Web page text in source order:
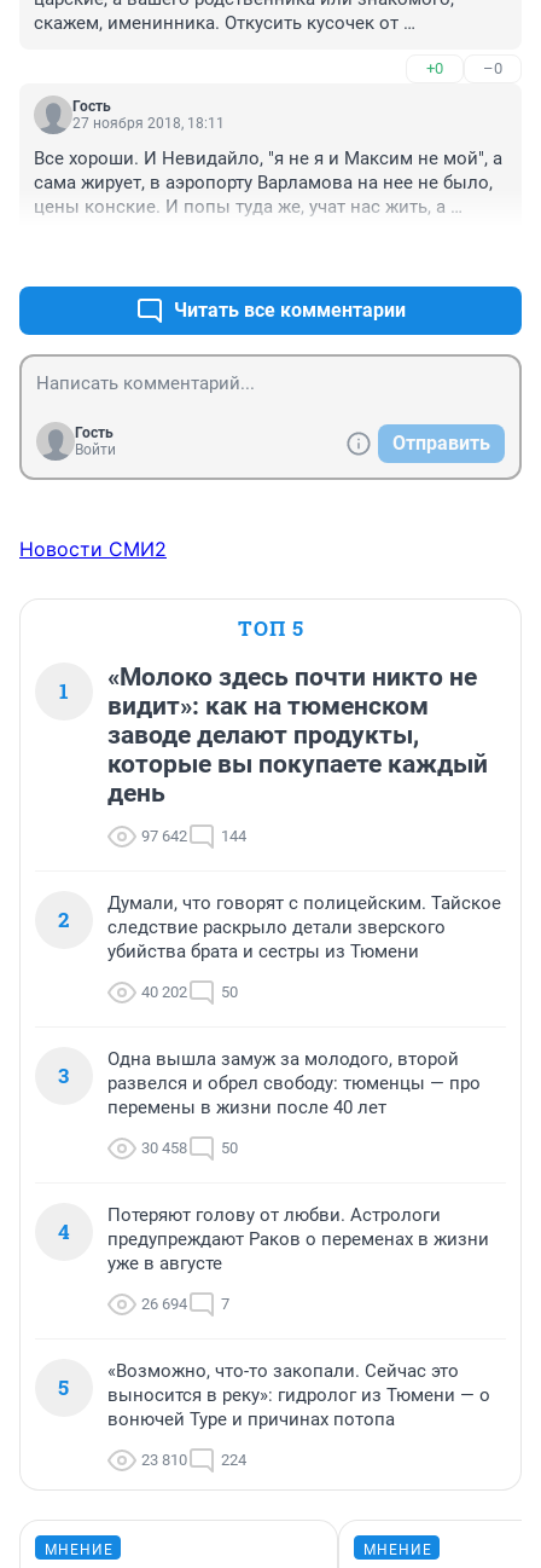
скажем, именинника. Откусить кусочек от
неприятна В качестве сувенира изделие из теста
иметь можно разве что для привлечения тараканов.
кондитерским продуктом, а напечатаны на бумаге как
этикетка. Это несколько меняет дело.
И да, уверенности в том, что шоколадное яйцо с
Бюстики Ленина из шоколада тоже встречала. Тоже
глупость. Я вот люблю поэта Блока и бюстик имею
металлический. Чего и всем желаю.
+0 –0
Гость
27 ноября 2018, 18:11
Все хороши. И Невидайло, "я не я и Максим не мой", а
сама жирует, в аэропорту Варламова на нее не было,
цены конские. И попы туда же, учат нас жить, а
Опять важнее жратвы ничего нет.
Читать все комментарии
Гость
Войти
Отправить
Новости СМИ2
ТОП 5
1
«Молоко здесь почти никто не
видит»: как на тюменском
заводе делают продукты,
которые вы покупаете каждый
день
97 642 144
2
Думали, что говорят с полицейским. Тайское
следствие раскрыло детали зверского
убийства брата и сестры из Тюмени
40 202 50
3
Одна вышла замуж за молодого, второй
развелся и обрел свободу: тюменцы — про
перемены в жизни после 40 лет
30 458 50
4
Потеряют голову от любви. Астрологи
предупреждают Раков о переменах в жизни
уже в августе
26 694 7
5
«Возможно, что-то закопали. Сейчас это
выносится в реку»: гидролог из Тюмени — о
вонючей Туре и причинах потопа
23 810 224
МНЕНИЕ МНЕНИЕ